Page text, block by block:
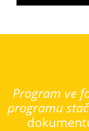
Program ve
programu